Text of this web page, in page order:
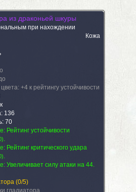
из драконьей шкуры
при нахождении
Кожа
+4 к рейтингу устойчивости
136
70
Рейтинг устойчивости
).
Рейтинг критического удара
).
Увеличивает силу атаки на 44.
(0/5)
гладиатора